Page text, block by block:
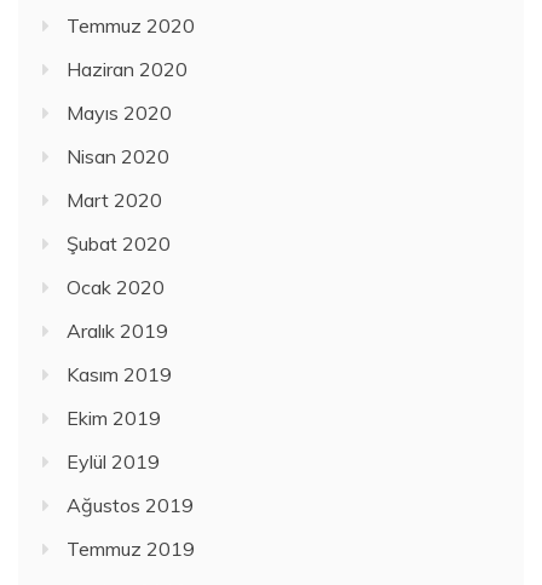
Temmuz 2020
Haziran 2020
Mayıs 2020
Nisan 2020
Mart 2020
Şubat 2020
Ocak 2020
Aralık 2019
Kasım 2019
Ekim 2019
Eylül 2019
Ağustos 2019
Temmuz 2019